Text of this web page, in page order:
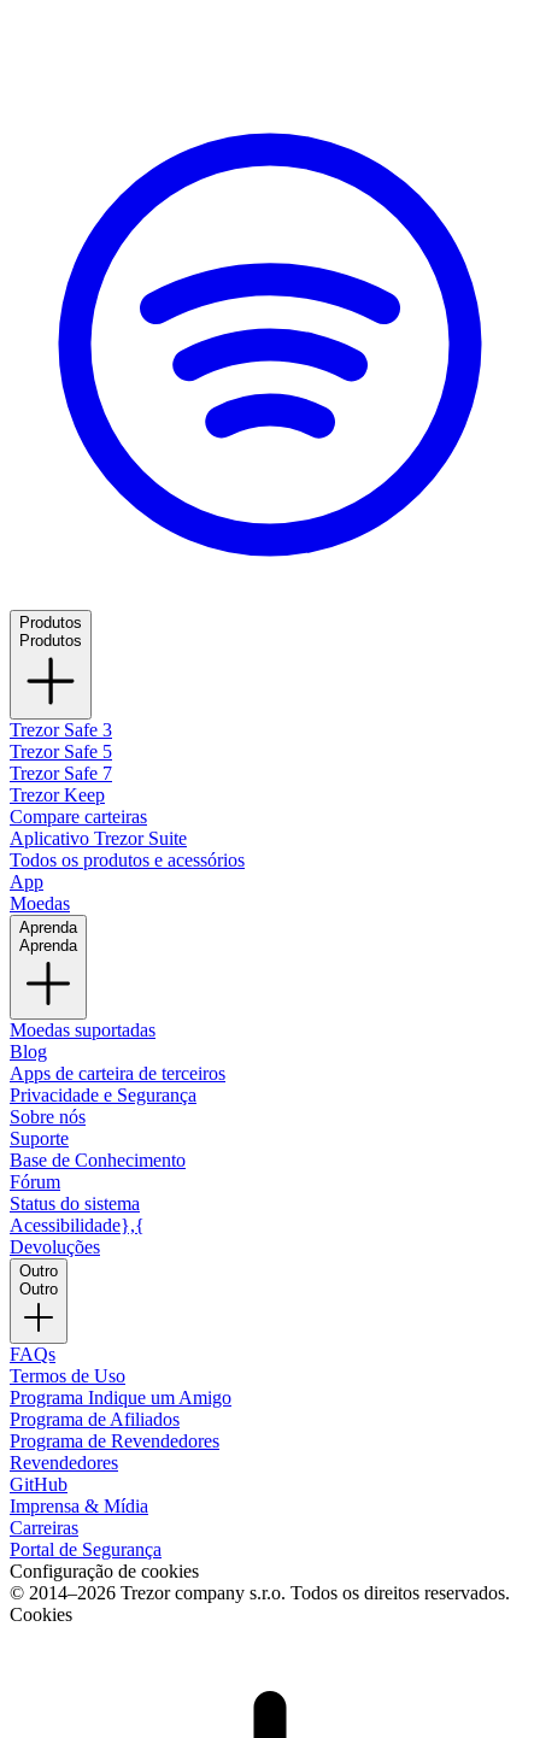
Produtos
Produtos
Trezor Safe 3
Trezor Safe 5
Trezor Safe 7
Trezor Keep
Compare carteiras
Aplicativo Trezor Suite
Todos os produtos e acessórios
App
Moedas
Aprenda
Aprenda
Moedas suportadas
Blog
Apps de carteira de terceiros
Privacidade e Segurança
Sobre nós
Suporte
Base de Conhecimento
Fórum
Status do sistema
Acessibilidade},{
Devoluções
Outro
Outro
FAQs
Termos de Uso
Programa Indique um Amigo
Programa de Afiliados
Programa de Revendedores
Revendedores
GitHub
Imprensa & Mídia
Carreiras
Portal de Segurança
Configuração de cookies
© 2014–2026 Trezor company s.r.o. Todos os direitos reservados.
Cookies